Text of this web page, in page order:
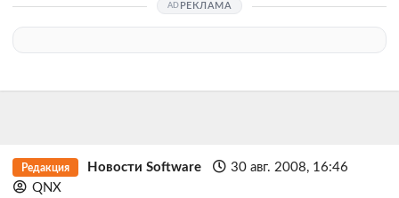
РЕКЛАМА
Редакция Новости Software
30 авг. 2008, 16:46
QNX